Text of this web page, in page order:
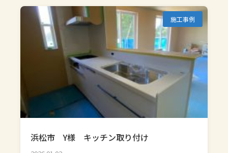
施工事例
浜松市 Y様 キッチン取り付け